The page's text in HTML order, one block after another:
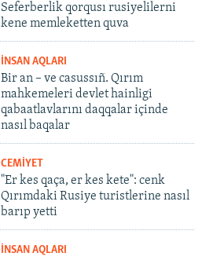
Seferberlik qorqusı rusiyelilerni
kene memleketten quva
İNSAN AQLARI
Bir an – ve casussıñ. Qırım
mahkemeleri devlet hainligi
qabaatlavlarını daqqalar içinde
nasıl baqalar
CEMİYET
"Er kes qaça, er kes kete": cenk
Qırımdaki Rusiye turistlerine nasıl
barıp yetti
İNSAN AQLARI